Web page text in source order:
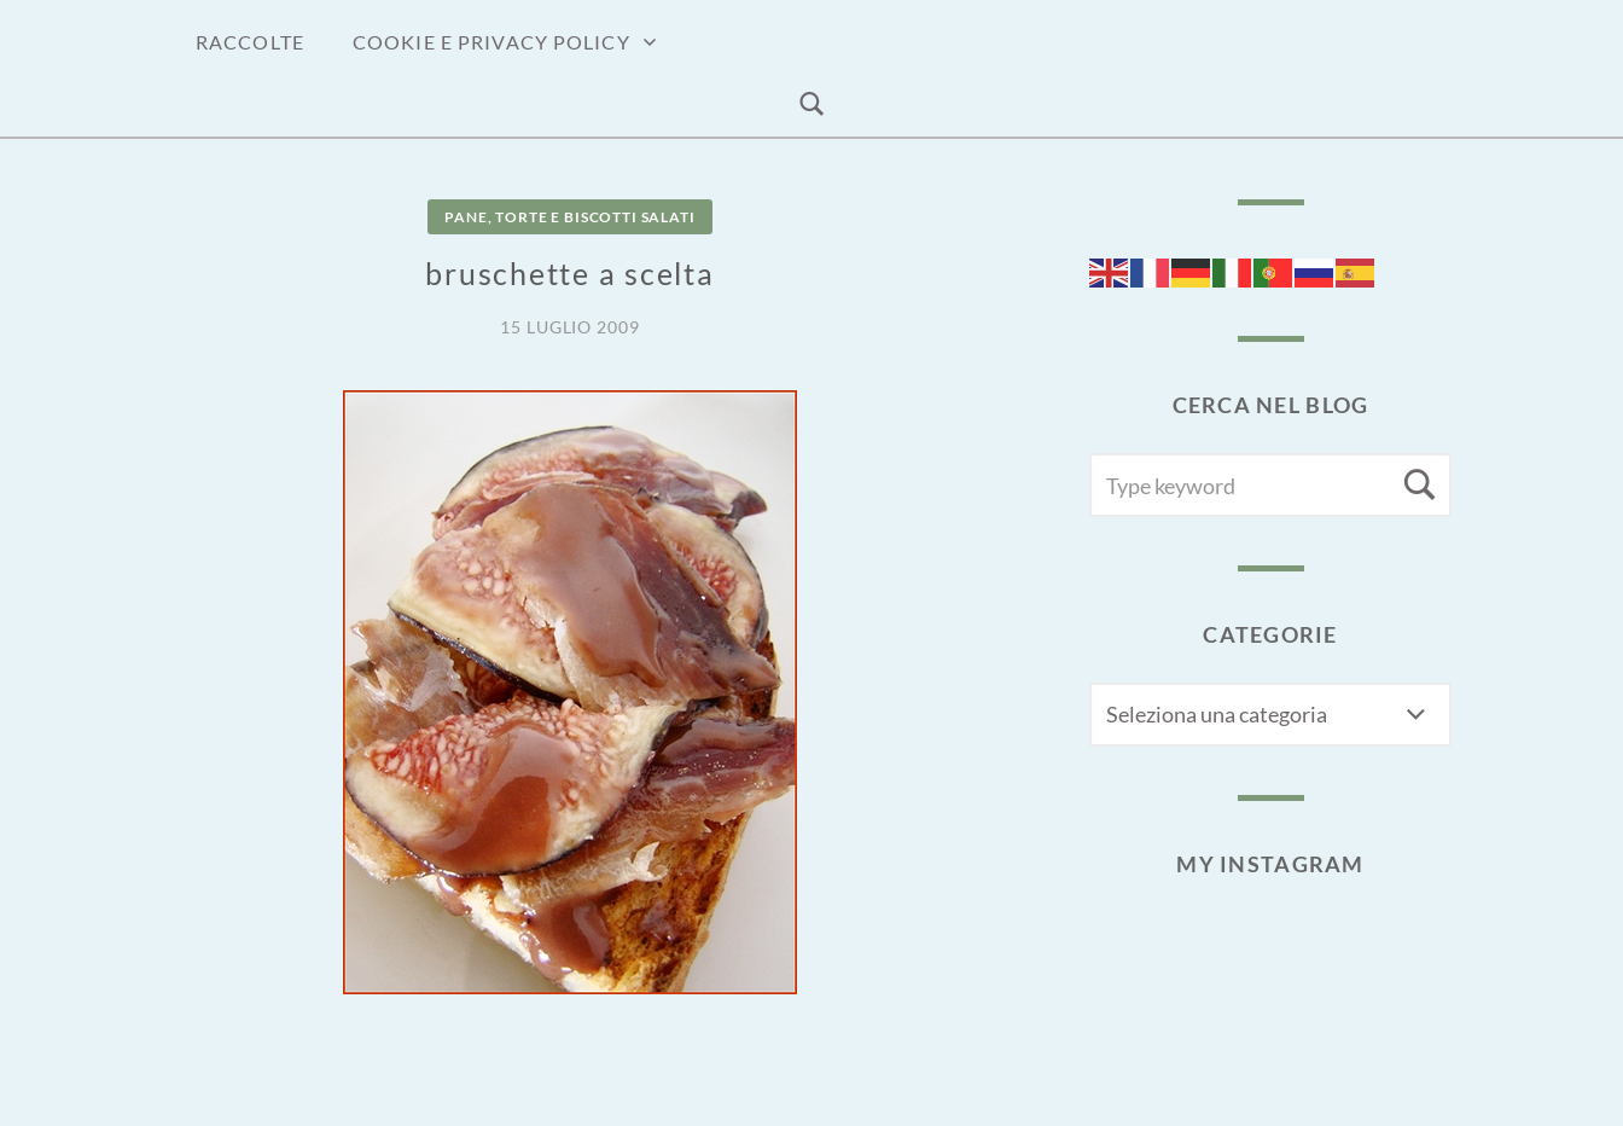
RACCOLTE COOKIE E PRIVACY POLICY
PANE, TORTE E BISCOTTI SALATI
bruschette a scelta
15 LUGLIO 2009
CERCA NEL BLOG
FOR:
CATEGORIE
MY INSTAGRAM